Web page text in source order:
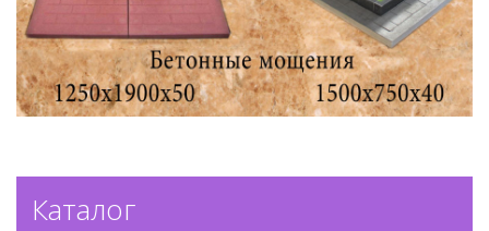
Каталог